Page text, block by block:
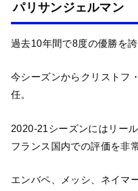
パリサンジェルマン
過去10年間で8度の優勝を誇
今シーズンからクリストフ
任。
2020-21シーズンにはリー
フランス国内での評価を非
エンバペ、メッシ、ネイマ